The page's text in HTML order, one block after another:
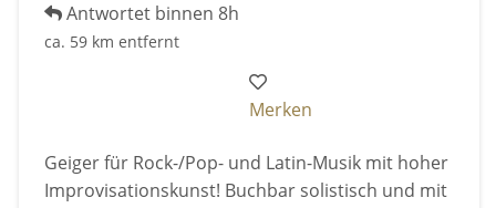
Antwortet binnen 8h
ca. 59 km entfernt
Merken
Geiger für Rock-/Pop- und Latin-Musik mit hoher
Improvisationskunst! Buchbar solistisch und mit